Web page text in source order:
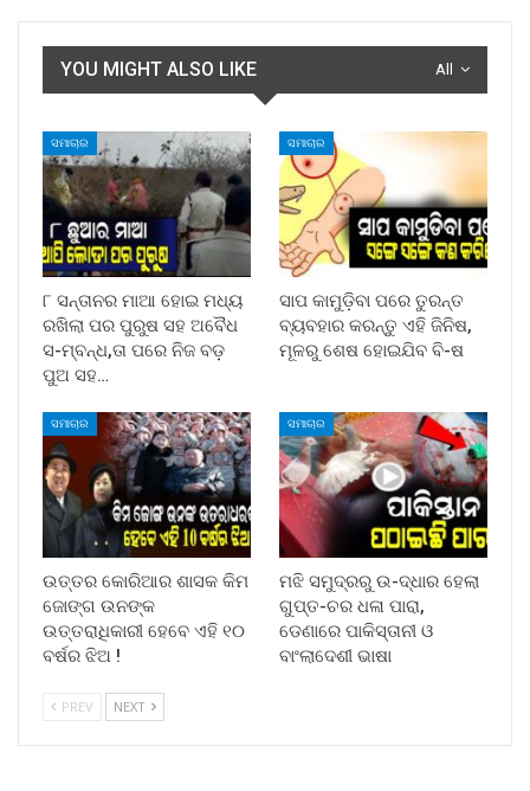
All
YOU MIGHT ALSO LIKE
ସମାଚାର
୮ ସନ୍ତାନର ମାଆ ହୋଇ ମଧ୍ୟ
ରଖିଲା ପର ପୁରୁଷ ସହ ଅବୈଧ
ସ-ମ୍ବନ୍ଧ,ତା ପରେ ନିଜ ବଡ଼
ପୁଅ ସହ…
ସମାଚାର
ସାପ କାମୁଡ଼ିବା ପରେ ତୁରନ୍ତ
ବ୍ୟବହାର କରନ୍ତୁ ଏହି ଜିନିଷ,
ମୂଳରୁ ଶେଷ ହୋଇଯିବ ବି-ଷ
ସମାଚାର
ଉତ୍ତର କୋରିଆର ଶାସକ କିମ
ଜୋଙ୍ଗ ଉନଙ୍କ
ଉତ୍ତରାଧିକାରୀ ହେବେ ଏହି ୧୦
ବର୍ଷର ଝିଅ !
ସମାଚାର
ମଝି ସମୁଦ୍ରରୁ ଉ-ଦ୍ଧାର ହେଲା
ଗୁପ୍ତ-ଚର ଧଳା ପାରା,
ଡେଣାରେ ପାକିସ୍ତାନୀ ଓ
ବାଂଲାଦେଶୀ ଭାଷା
PREV NEXT